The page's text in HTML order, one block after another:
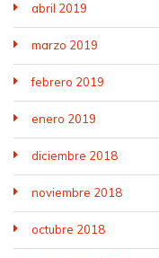
abril 2019
marzo 2019
febrero 2019
enero 2019
diciembre 2018
noviembre 2018
octubre 2018